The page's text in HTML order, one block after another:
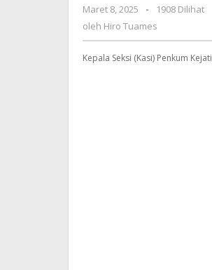
Maret 8, 2025
oleh
-
1908 Dilihat
oleh Hiro Tuames
Kepala Seksi (Kasi) Penkum